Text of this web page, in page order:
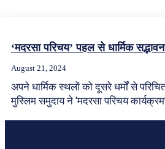
‘मदरसा परिचय’ पहल से धार्मिक
August 21, 2024
अपने धार्मिक स्थलों को दूसरे धर्मों से
मुस्लिम समुदाय ने ‘मदरसा परिचय